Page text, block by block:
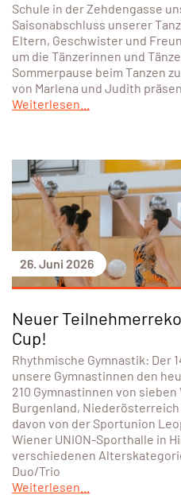
Schule in der Zehdengasse
Saisonabschluss unserer
Eltern, Geschwister und
um die Tänzerinnen und
Sommerpause beim Tanzen
von Marlena und Judith
Weiterlesen...
26. Juni 2026
Neuer
Cup!
Rhythmische Gymnastik: Der
unsere Gymnastinnen den
210 Gymnastinnen von sieben
Burgenland, Niederösterreich
davon von der Sportunion
Wiener UNION-Sporthalle in
verschiedenen
Duo/Trio
Weiterlesen...